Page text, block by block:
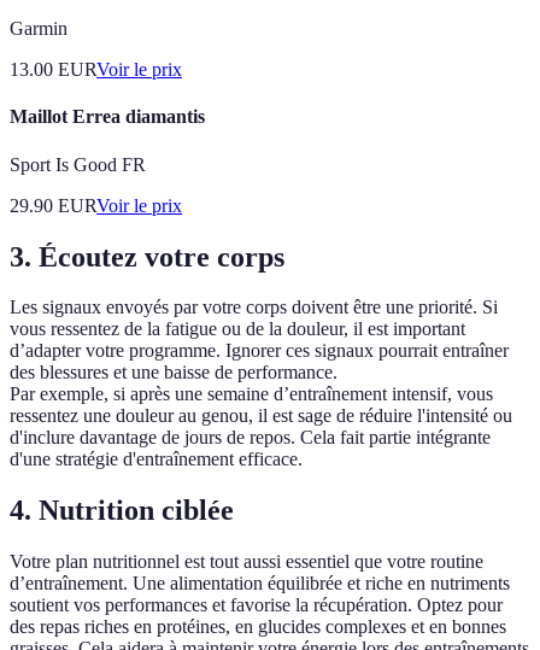
Garmin
13.00 EURVoir le prix
Maillot Errea diamantis
Sport Is Good FR
29.90 EURVoir le prix
3. Écoutez votre corps
Les signaux envoyés par votre corps doivent être une priorité. Si
vous ressentez de la fatigue ou de la douleur, il est important
d’adapter votre programme. Ignorer ces signaux pourrait entraîner
des blessures et une baisse de performance.
Par exemple, si après une semaine d’entraînement intensif, vous
ressentez une douleur au genou, il est sage de réduire l'intensité ou
d'inclure davantage de jours de repos. Cela fait partie intégrante
d'une stratégie d'entraînement efficace.
4. Nutrition ciblée
Votre plan nutritionnel est tout aussi essentiel que votre routine
d’entraînement. Une alimentation équilibrée et riche en nutriments
soutient vos performances et favorise la récupération. Optez pour
des repas riches en protéines, en glucides complexes et en bonnes